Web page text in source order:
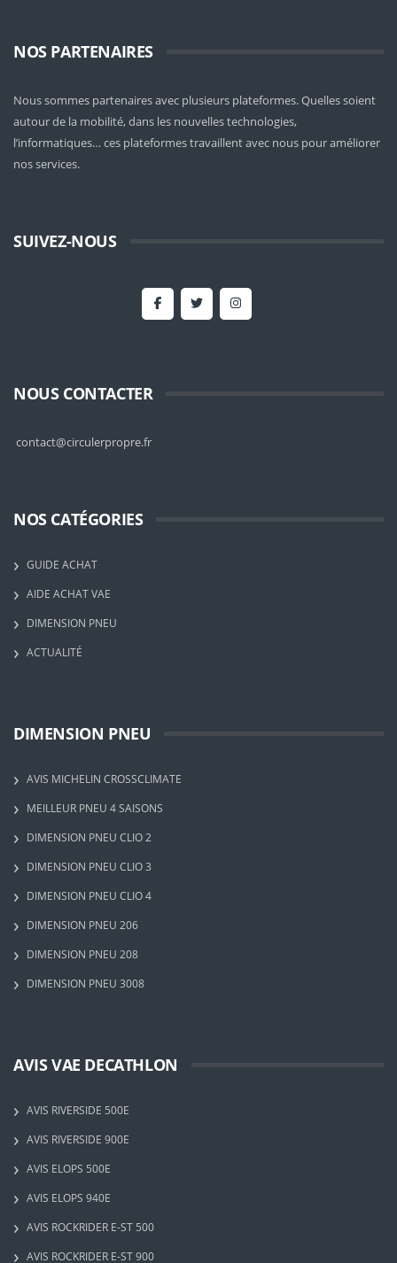
NOS PARTENAIRES
Nous sommes partenaires avec plusieurs plateformes. Quelles soient
autour de la mobilité, dans les nouvelles technologies,
l’informatiques… ces plateformes travaillent avec nous pour améliorer
nos services.
SUIVEZ-NOUS
NOUS CONTACTER
contact@circulerpropre.fr
NOS CATÉGORIES
GUIDE ACHAT
AIDE ACHAT VAE
DIMENSION PNEU
ACTUALITÉ
DIMENSION PNEU
AVIS MICHELIN CROSSCLIMATE
MEILLEUR PNEU 4 SAISONS
DIMENSION PNEU CLIO 2
DIMENSION PNEU CLIO 3
DIMENSION PNEU CLIO 4
DIMENSION PNEU 206
DIMENSION PNEU 208
DIMENSION PNEU 3008
AVIS VAE DECATHLON
AVIS RIVERSIDE 500E
AVIS RIVERSIDE 900E
AVIS ELOPS 500E
AVIS ELOPS 940E
AVIS ROCKRIDER E-ST 500
AVIS ROCKRIDER E-ST 900